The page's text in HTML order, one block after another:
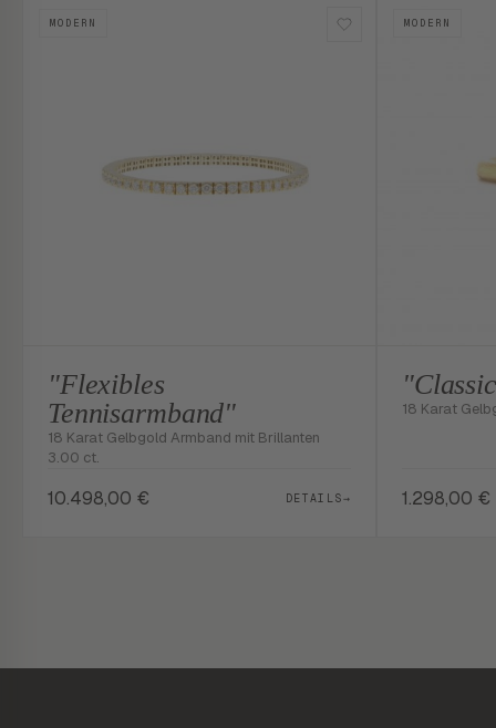
MODERN
"Flexibles
Tennisarmband"
18 Karat Gelbgold Armband mit Brillanten
3.00 ct.
10.498,00 € DETAILS→
MODERN
18 Karat
1.298,00 €